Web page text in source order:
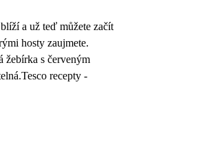
a už teď můžete začít
hosty zaujmete.
žebírka s červeným
recepty -